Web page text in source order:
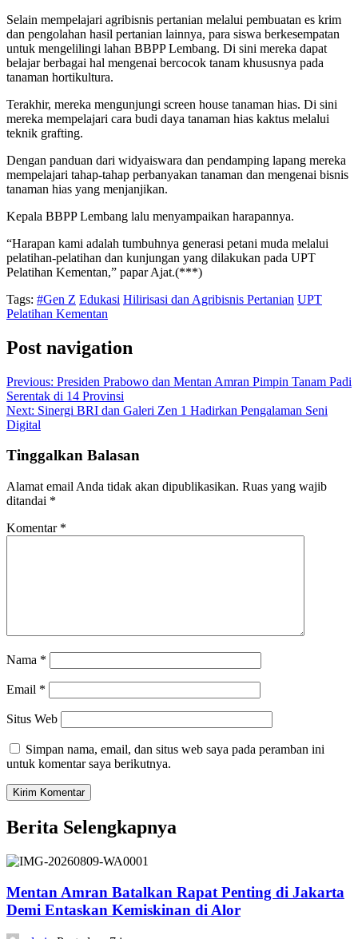
Selain mempelajari agribisnis pertanian melalui pembuatan es krim
dan pengolahan hasil pertanian lainnya, para siswa berkesempatan
untuk mengelilingi lahan BBPP Lembang. Di sini mereka dapat
belajar berbagai hal mengenai bercocok tanam khususnya pada
tanaman hortikultura.
Terakhir, mereka mengunjungi screen house tanaman hias. Di sini
mereka mempelajari cara budi daya tanaman hias kaktus melalui
teknik grafting.
Dengan panduan dari widyaiswara dan pendamping lapang mereka
mempelajari tahap-tahap perbanyakan tanaman dan mengenai bisnis
tanaman hias yang menjanjikan.
Kepala BBPP Lembang lalu menyampaikan harapannya.
“Harapan kami adalah tumbuhnya generasi petani muda melalui
pelatihan-pelatihan dan kunjungan yang dilakukan pada UPT
Pelatihan Kementan,” papar Ajat.(***)
Tags: #Gen Z Edukasi Hilirisasi dan Agribisnis Pertanian UPT
Pelatihan Kementan
Post navigation
Previous: Presiden Prabowo dan Mentan Amran Pimpin Tanam Padi
Serentak di 14 Provinsi
Next: Sinergi BRI dan Galeri Zen 1 Hadirkan Pengalaman Seni
Digital
Tinggalkan Balasan
Alamat email Anda tidak akan dipublikasikan. Ruas yang wajib
ditandai *
Komentar *
Nama *
Email *
Situs Web
Simpan nama, email, dan situs web saya pada peramban ini
untuk komentar saya berikutnya.
Berita Selengkapnya
Mentan Amran Batalkan Rapat Penting di Jakarta
Demi Entaskan Kemiskinan di Alor